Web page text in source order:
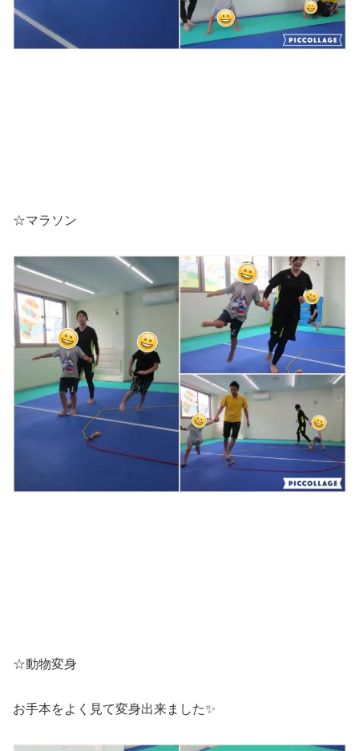
☆マラソン
☆動物変身
お手本をよく見て変身出来ました✨